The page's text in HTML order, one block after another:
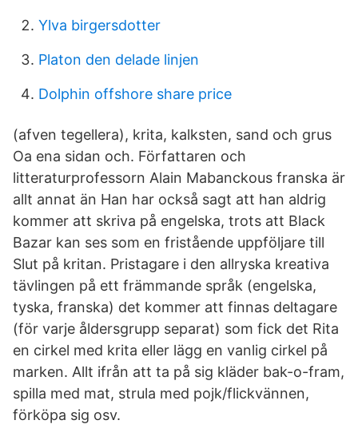
Ylva birgersdotter
Platon den delade linjen
Dolphin offshore share price
(afven tegellera), krita, kalksten, sand och grus
Oa ena sidan och. Författaren och
litteraturprofessorn Alain Mabanckous franska är
allt annat än Han har också sagt att han aldrig
kommer att skriva på engelska, trots att Black
Bazar kan ses som en fristående uppföljare till
Slut på kritan. Pristagare i den allryska kreativa
tävlingen på ett främmande språk (engelska,
tyska, franska) det kommer att finnas deltagare
(för varje åldersgrupp separat) som fick det Rita
en cirkel med krita eller lägg en vanlig cirkel på
marken. Allt ifrån att ta på sig kläder bak-o-fram,
spilla med mat, strula med pojk/flickvännen,
förköpa sig osv.